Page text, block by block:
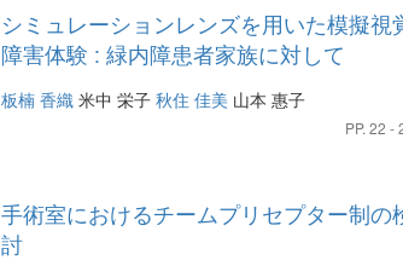
シミュレーションレンズを用いた模擬視
障害体験 : 緑内障患者家族に対して
板楠 香織 米中 栄子 秋住 佳美 山本 惠子
PP. 22 -
手術室におけるチームプリセプター制の
討